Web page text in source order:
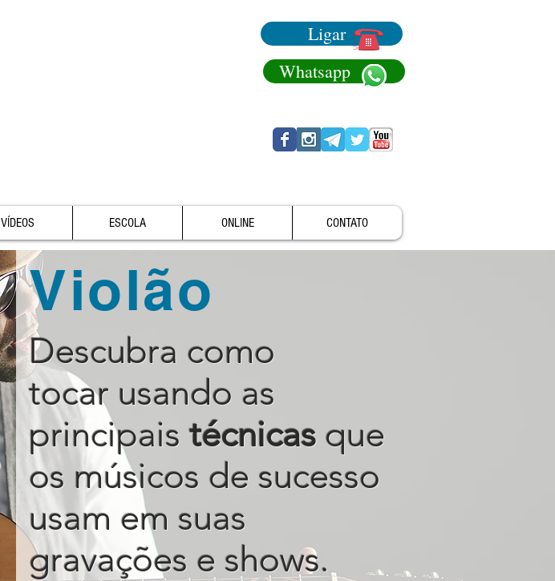
Ligar
Whatsapp
VÍDEOS ESCOLA ONLINE CONTATO
Violão
Descubra como
tocar usando as
principaistécnicas que
os músicos de sucesso
usam em suas
gravações e shows.